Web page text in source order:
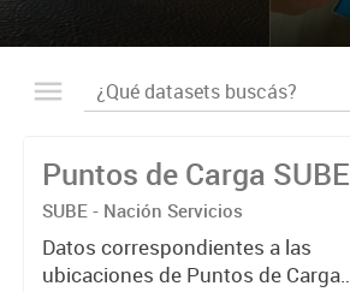
Puntos de Carga SUBE
SUBE - Nación Servicios
Datos correspondientes a las
ubicaciones de Puntos de Carga